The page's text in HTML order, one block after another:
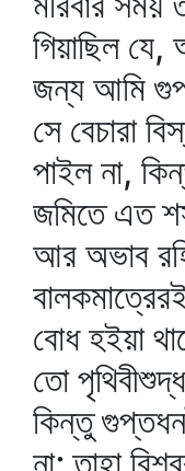
গিয়াছিল
জন্য আমি
সে বেচারা
পাইল না,
জমিতে এত
আর অভাব
বোধ হইয়া
তো
কিন্তু